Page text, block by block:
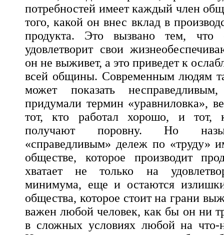
потребностей имеет каждый член
того, какой он внес вклад в
продукта. Это вызвано тем, что
удовлетворит свои
он не выживет, а это приведет к
всей общины. Современным людям
может показать
придумали термин «уравниловка»,
тот, кто работал хорошо, и тот,
получают поровну. Но
«справедливым» дележ по «труду»
обществе, которое производит
хватает не только на
минимума, еще и остаются
общества, которое стоит на грани
важен любой человек, как бы он ни
в сложных условиях любой на что-